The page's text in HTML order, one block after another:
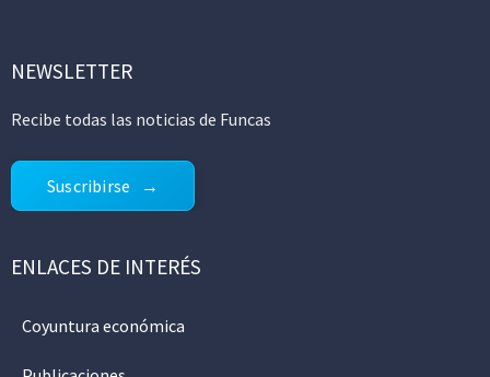
NEWSLETTER
Recibe todas las noticias de Funcas
Suscribirse
ENLACES DE INTERÉS
Coyuntura económica